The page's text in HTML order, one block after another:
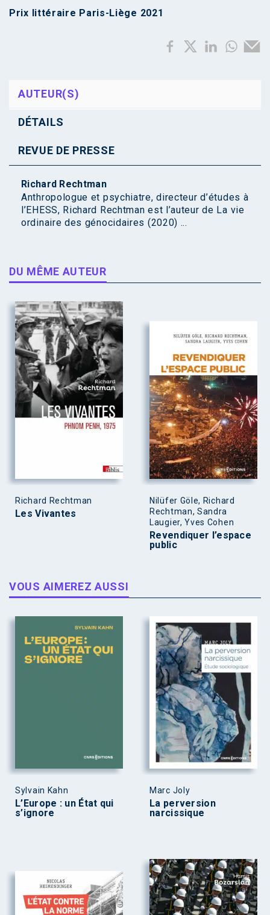
Prix littéraire Paris-Liège 2021
AUTEUR(S)
DÉTAILS
REVUE DE PRESSE
Richard Rechtman
Anthropologue et psychiatre, directeur d’études à
l’EHESS, Richard Rechtman est l’auteur de La vie
ordinaire des génocidaires (2020) ...
DU MÊME AUTEUR
Richard Rechtman
Les Vivantes
Nilüfer Göle, Richard
Rechtman, Sandra
Laugier, Yves Cohen
Revendiquer l’espace
public
VOUS AIMEREZ AUSSI
Sylvain Kahn
L’Europe : un État qui
s’ignore
Marc Joly
La perversion
narcissique